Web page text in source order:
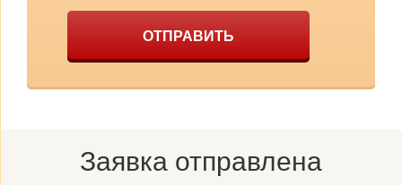
ОТПРАВИТЬ
Заявка отправлена